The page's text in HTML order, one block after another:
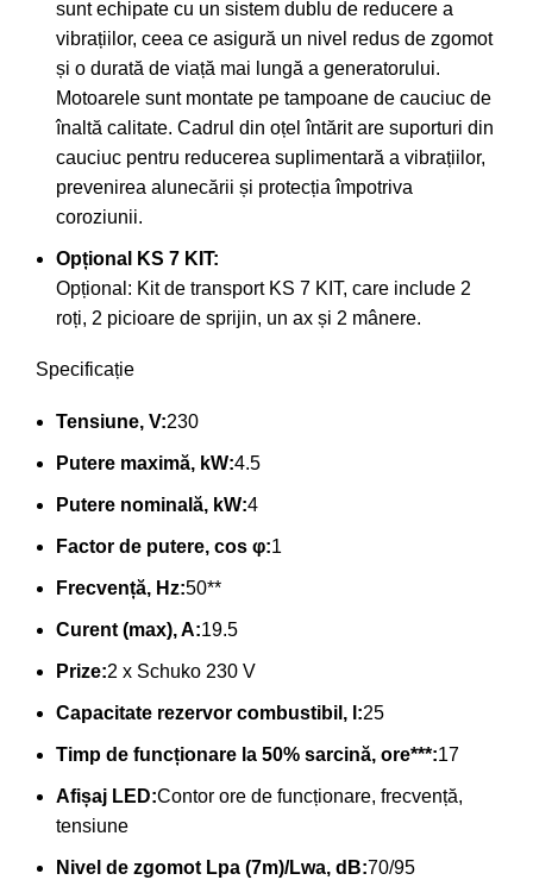
sunt echipate cu un sistem dublu de reducere a
vibrațiilor, ceea ce asigură un nivel redus de zgomot
și o durată de viață mai lungă a generatorului.
Motoarele sunt montate pe tampoane de cauciuc de
înaltă calitate. Cadrul din oțel întărit are suporturi din
cauciuc pentru reducerea suplimentară a vibrațiilor,
prevenirea alunecării și protecția împotriva
coroziunii.
Opțional KS 7 KIT:
Opțional: Kit de transport KS 7 KIT, care include 2
roți, 2 picioare de sprijin, un ax și 2 mânere.
Specificație
Tensiune, V:230
Putere maximă, kW:4.5
Putere nominală, kW:4
Factor de putere, cos φ:1
Frecvență, Hz:50**
Curent (max), A:19.5
Prize:2 x Schuko 230 V
Capacitate rezervor combustibil, l:25
Timp de funcționare la 50% sarcină, ore***:17
Afișaj LED:Contor ore de funcționare, frecvență,
tensiune
Nivel de zgomot Lpa (7m)/Lwa, dB:70/95